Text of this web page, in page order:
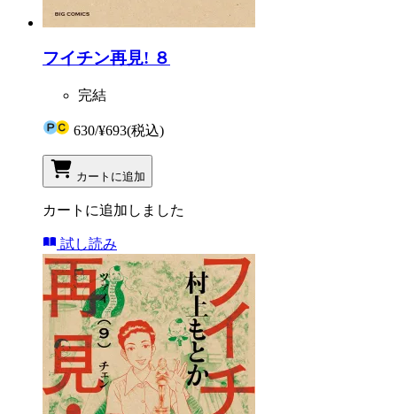
フイチン再見! ８
完結
630/¥693(税込)
カートに追加
カートに追加しました
試し読み